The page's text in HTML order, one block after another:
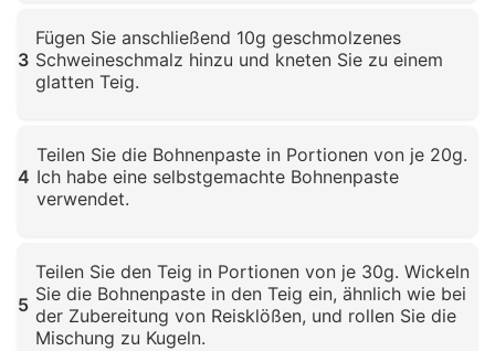
3
Fügen Sie anschließend 10g geschmolzenes
Schweineschmalz hinzu und kneten Sie zu einem
glatten Teig.
4
Teilen Sie die Bohnenpaste in Portionen von je 20g.
Ich habe eine selbstgemachte Bohnenpaste
verwendet.
5
Teilen Sie den Teig in Portionen von je 30g. Wickeln
Sie die Bohnenpaste in den Teig ein, ähnlich wie bei
der Zubereitung von Reisklößen, und rollen Sie die
Mischung zu Kugeln.